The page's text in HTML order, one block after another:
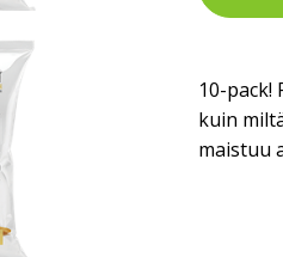
10-
kuin
maistuu